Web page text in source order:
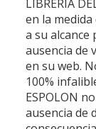
LIBRERIA
en la
a su
ausencia de
en su web.
100%
ESPOLON
ausencia de